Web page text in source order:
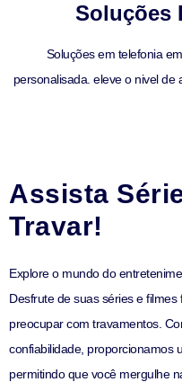
Soluções
Soluções em telefonia
personalisada. eleve o nivel
Assista
Travar!
Explore o mundo do
Desfrute de suas séries e
preocupar com travamentos.
confiabilidade, proporcionamos
permitindo que você mergulhe